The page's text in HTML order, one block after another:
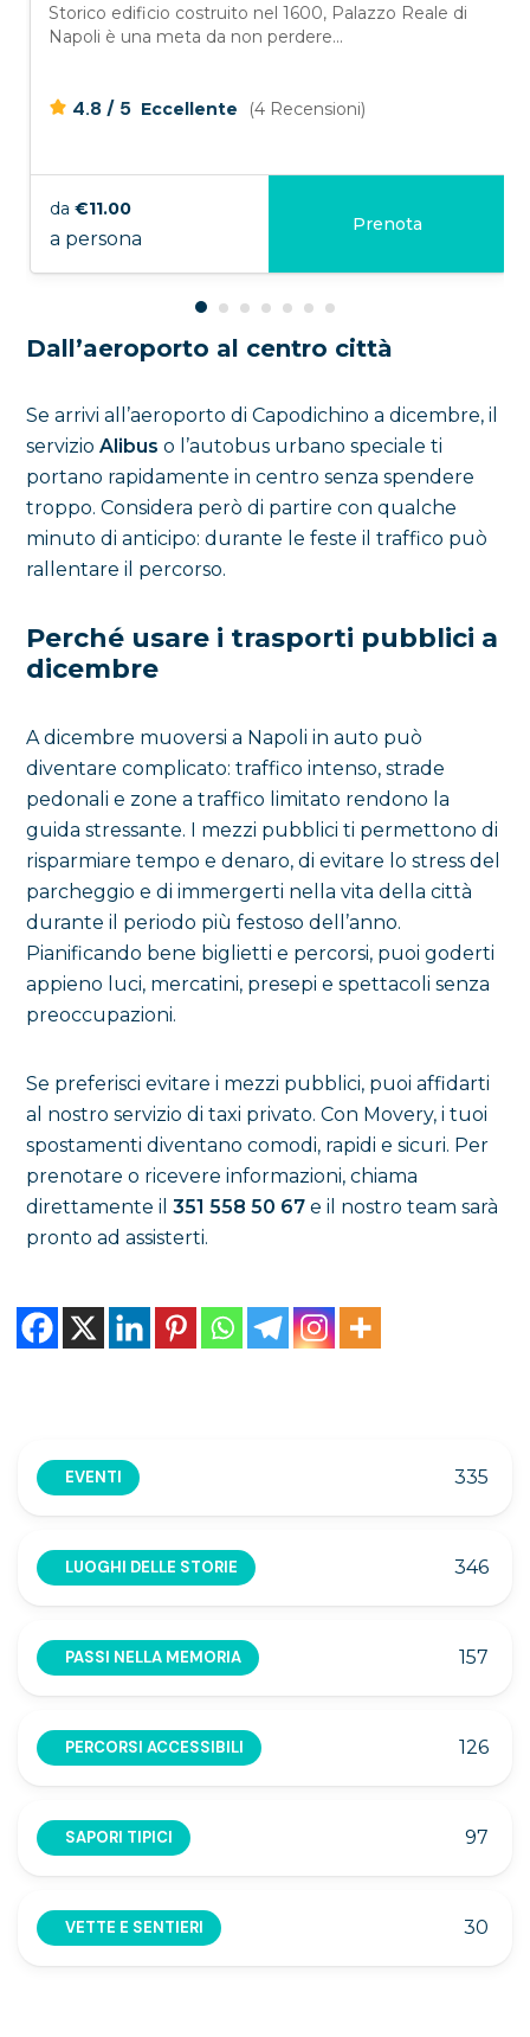
Storico edificio costruito nel 1600, Palazzo Reale di
Napoli è una meta da non perdere...
4.8 /5 Eccellente (4 Recensioni)
da €11.00
a persona
Prenota
Dall’aeroporto al centro città
Se arrivi all’aeroporto di Capodichino a dicembre, il
servizio Alibus o l’autobus urbano speciale ti
portano rapidamente in centro senza spendere
troppo. Considera però di partire con qualche
minuto di anticipo: durante le feste il traffico può
rallentare il percorso.
Perché usare i trasporti pubblici a
dicembre
A dicembre muoversi a Napoli in auto può
diventare complicato: traffico intenso, strade
pedonali e zone a traffico limitato rendono la
guida stressante. I mezzi pubblici ti permettono di
risparmiare tempo e denaro, di evitare lo stress del
parcheggio e di immergerti nella vita della città
durante il periodo più festoso dell’anno.
Pianificando bene biglietti e percorsi, puoi goderti
appieno luci, mercatini, presepi e spettacoli senza
preoccupazioni.
Se preferisci evitare i mezzi pubblici, puoi affidarti
al nostro servizio di taxi privato. Con Movery, i tuoi
spostamenti diventano comodi, rapidi e sicuri. Per
prenotare o ricevere informazioni, chiama
direttamente il 351 558 50 67 e il nostro team sarà
pronto ad assisterti.
EVENTI 335
LUOGHI DELLE STORIE 346
PASSI NELLA MEMORIA 157
PERCORSI ACCESSIBILI 126
SAPORI TIPICI 97
VETTE E SENTIERI 30